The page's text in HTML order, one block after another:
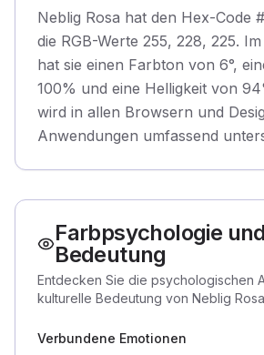
Neblig Rosa hat den Hex-Code
die RGB-Werte 255, 228, 225.
hat sie einen Farbton von 6°,
100% und eine Helligkeit von
wird in allen Browsern und
Anwendungen umfassend
Farbpsychologie und
Bedeutung
Entdecken Sie die psychologischen
kulturelle Bedeutung von Neblig
Verbundene Emotionen